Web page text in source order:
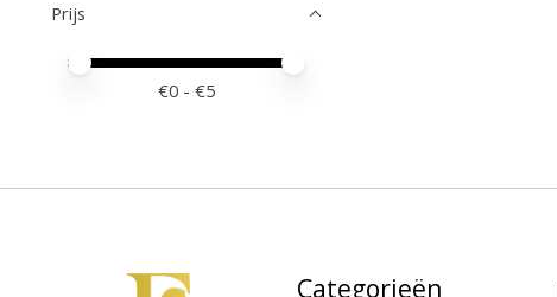
Prijs
Minimale prijswaarde
Price maximum value
€0 - €5
Categorieën